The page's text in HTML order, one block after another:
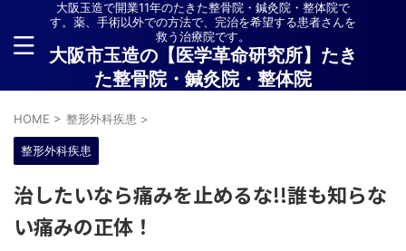
大阪玉造で開業11年のたきた整骨院・鍼灸院・整体院で
す。薬、手術以外での方法で、完治を希望する患者さんを
救う治療院です。
大阪市玉造の【医学革命研究所】たき
た整骨院・鍼灸院・整体院
HOME > 整形外科疾患 >
整形外科疾患
治したいなら痛みを止めるな!!誰も知らな
い痛みの正体！